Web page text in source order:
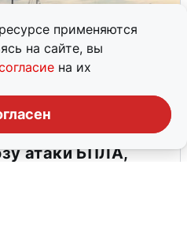
применяются
на сайте, вы
на их
атаки БПЛА,